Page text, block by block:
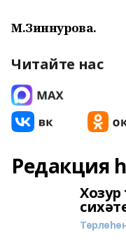
М.Зиннурова.
Читайте нас
Редакция